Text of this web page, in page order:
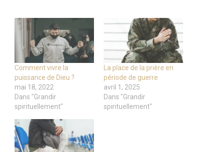
Comment vivre la
puissance de Dieu ?
mai 18, 2022
Dans "Grandir
spirituellement"
La place de la prière en
période de guerre
avril 1, 2025
Dans "Grandir
spirituellement"